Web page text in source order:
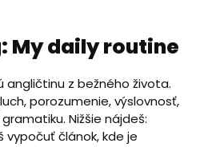
My daily routine
angličtinu z bežného života.
porozumenie, výslovnosť,
Nižšie nájdeš:
vypočuť článok, kde je